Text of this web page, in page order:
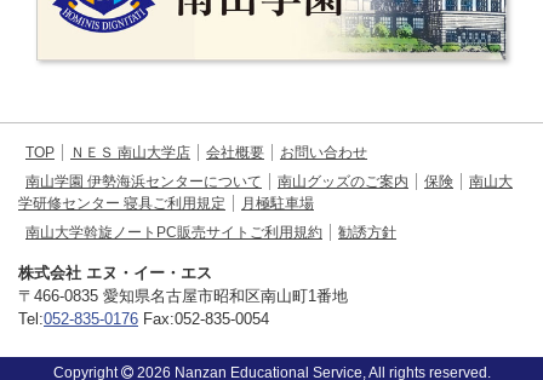
TOP ＮＥＳ 南山大学店 会社概要
お問い合わせ
南山学園 伊勢海浜センターについて
南山グッズのご案内 保険
南山大
学研修センター 寝具ご利用規定
月極駐車場
南山大学斡旋ノートPC販売サイトご利用規約
勧誘方針
株式会社 エヌ・イー・エス
〒466-0835 愛知県名古屋市昭和区南山町1番地
Tel:052-835-0176 Fax:052-835-0054
Copyright 2026 Nanzan Educational Service, All rights reserved.